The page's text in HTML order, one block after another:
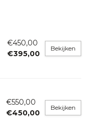
€450,00
€395,00
Bekijken
€550,00
€450,00
Bekijken